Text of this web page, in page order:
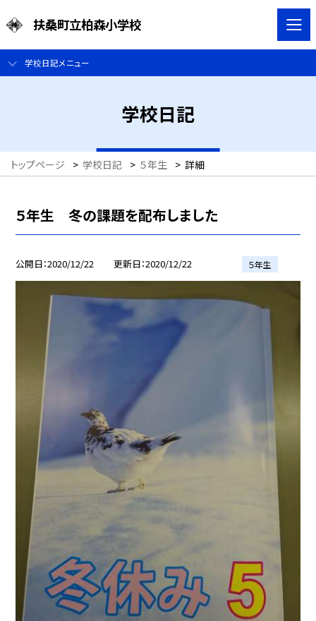
扶桑町立柏森小学校
学校日記メニュー
学校日記
トップページ > 学校日記 > ５年生 > 詳細
５年生 冬の課題を配布しました
公開日 2020/12/22 更新日 2020/12/22 ５年生